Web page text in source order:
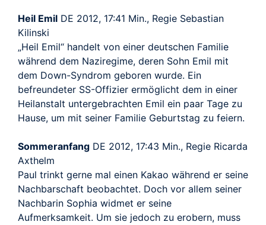
Heil Emil DE 2012, 17:41 Min., Regie Sebastian
Kilinski
„Heil Emil“ handelt von einer deutschen Familie
während dem Naziregime, deren Sohn Emil mit
dem Down-Syndrom geboren wurde. Ein
befreundeter SS-Offizier ermöglicht dem in einer
Heilanstalt untergebrachten Emil ein paar Tage zu
Hause, um mit seiner Familie Geburtstag zu feiern.
Sommeranfang DE 2012, 17:43 Min., Regie Ricarda
Axthelm
Paul trinkt gerne mal einen Kakao während er seine
Nachbarschaft beobachtet. Doch vor allem seiner
Nachbarin Sophia widmet er seine
Aufmerksamkeit. Um sie jedoch zu erobern, muss